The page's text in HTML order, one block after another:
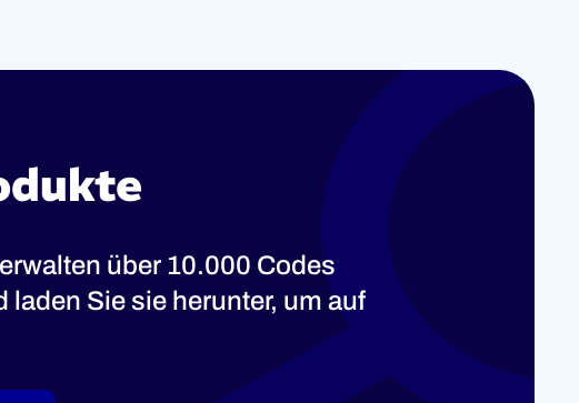
über 10.000 Codes
Sie sie herunter, um auf